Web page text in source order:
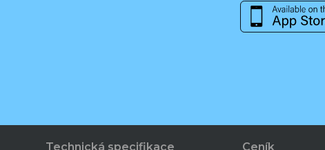
Technická specifikace Ceník